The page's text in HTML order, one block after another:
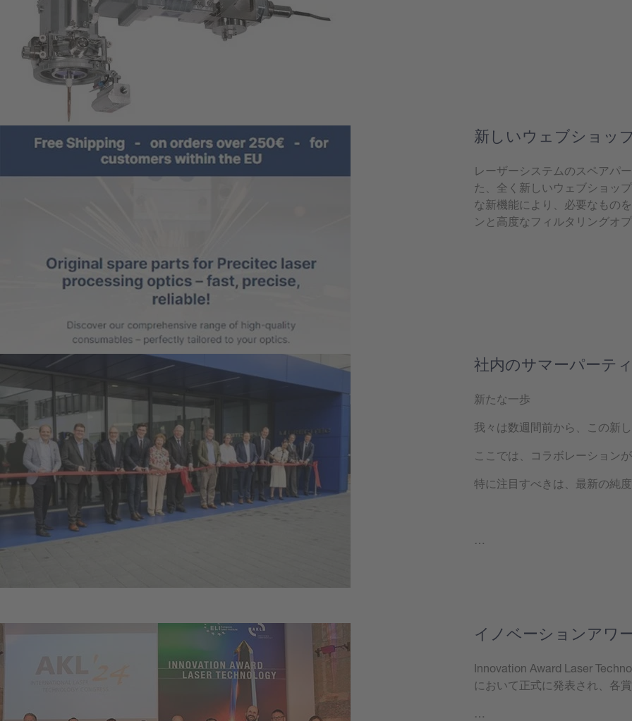
新しいウェブショッ
レーザーシステムのスペアパ
た、全く新しいウェブショッ
な新機能により、必要なもの
ンと高度なフィルタリングオ
社内のサマーパーテ
新たな一歩
我々は数週間前から、この新
ここでは、コラボレーション
特に注目すべきは、最新の純
…
イノベーションアワ
Innovation Award Laser
において正式に発表され、各
…